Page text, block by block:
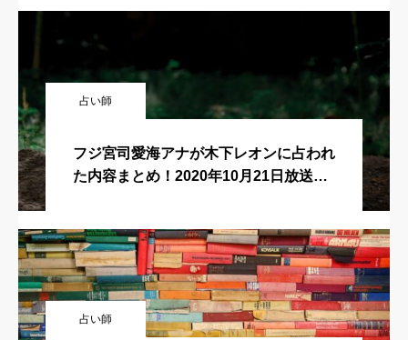
占い師
フジ宮司愛海アナが木下レオンに占われ
た内容まとめ！2020年10月21日放送
占い師